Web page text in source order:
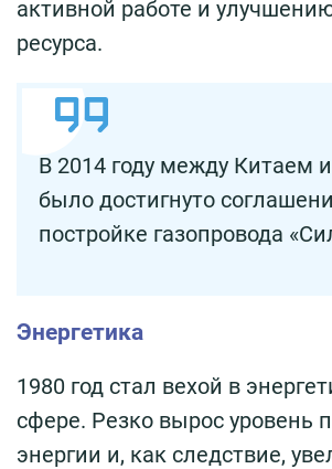
активной работе и
ресурса.
В 2014 году между Китаем
было достигнуто
постройке газопровода
Энергетика
1980 год стал вехой в
сфере. Резко вырос уровень
энергии и, как следствие,